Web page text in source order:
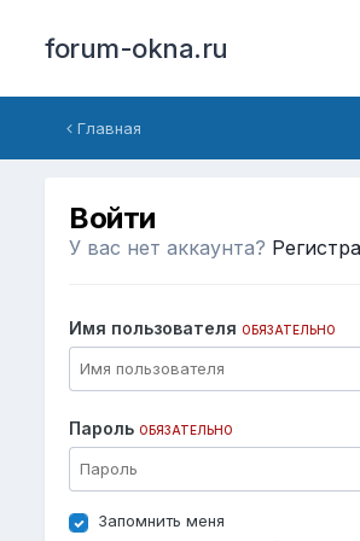
forum-okna.ru
Главная
Войти
У вас нет аккаунта?
Имя пользователя ОБЯЗАТЕЛЬНО
Пароль ОБЯЗАТЕЛЬНО
Запомнить меня